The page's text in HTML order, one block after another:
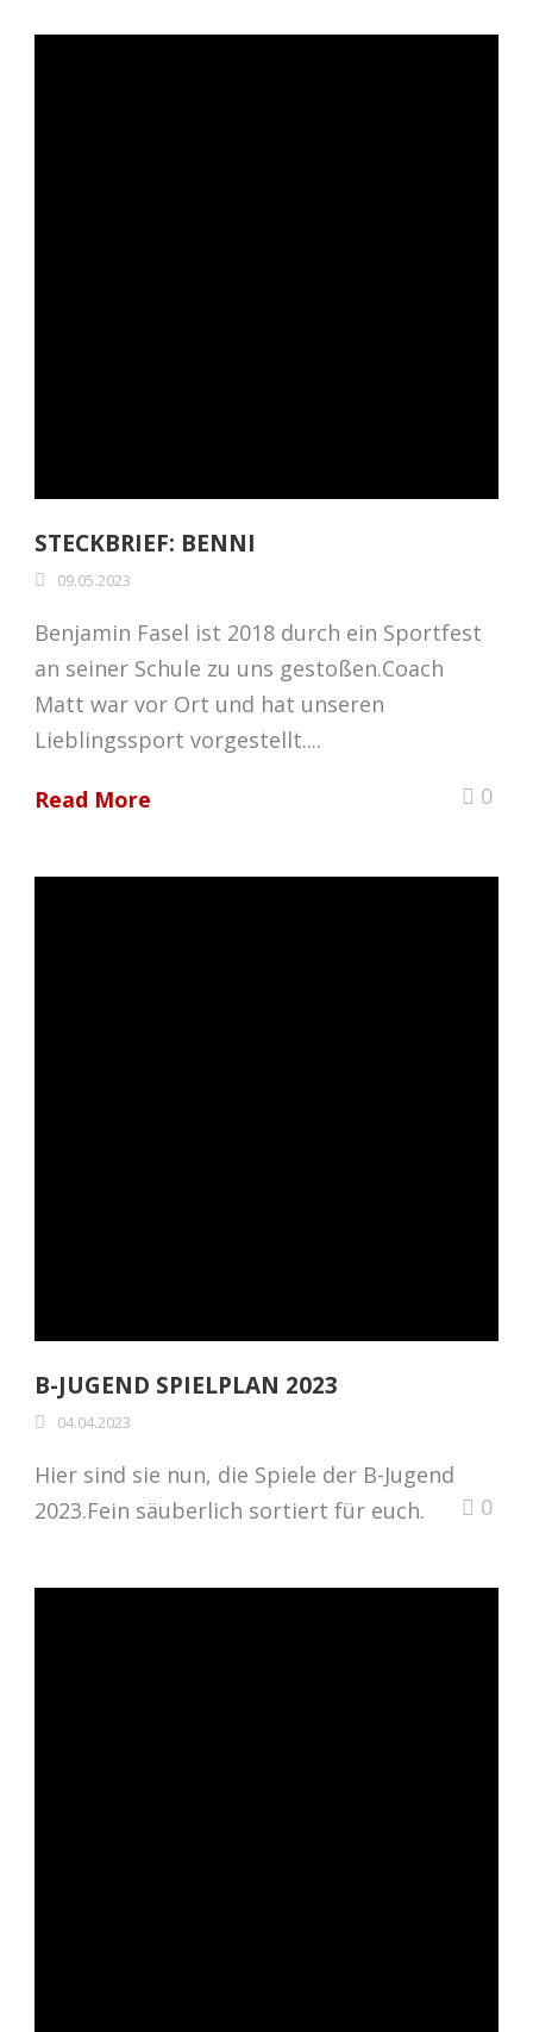
STECKBRIEF: BENNI
09.05.2023
Benjamin Fasel ist 2018 durch ein Sportfest
an seiner Schule zu uns gestoßen.Coach
Matt war vor Ort und hat unseren
Lieblingssport vorgestellt....
Read More 0
B-JUGEND SPIELPLAN 2023
04.04.2023
Hier sind sie nun, die Spiele der B-Jugend
2023.Fein säuberlich sortiert für euch.
0